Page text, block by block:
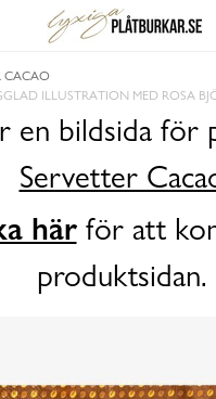
CACAO
ILLUSTRATION MED ROSA
en bildsida för
Servetter
härför att
produktsidan.